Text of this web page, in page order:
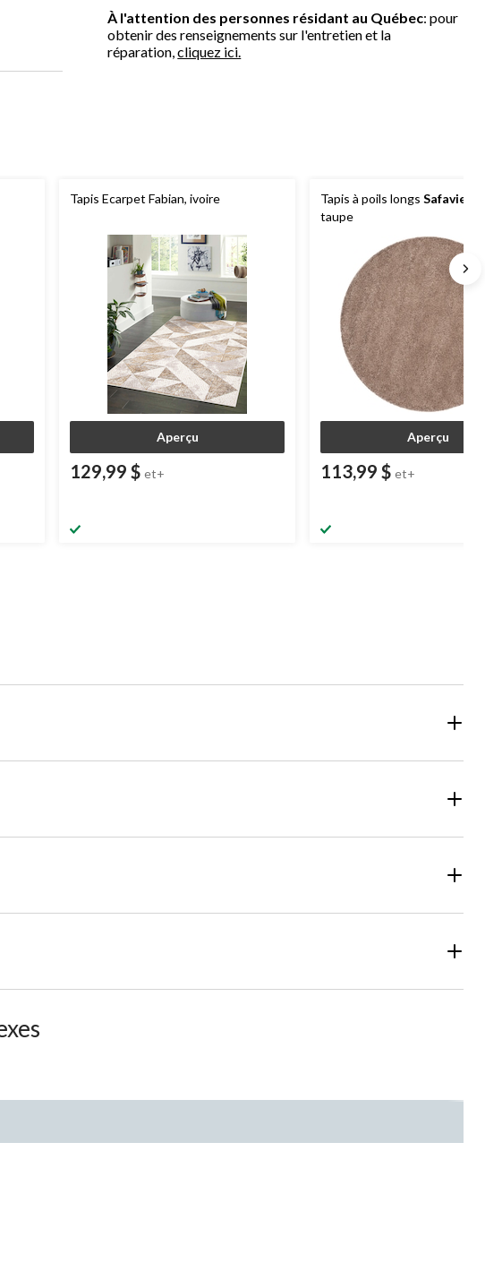
À l'attention des personnes résidant au Québec: pour
obtenir des renseignements sur l'entretien et la
réparation,cliquez ici.
Tapis Ecarpet Fabian, ivoire
Aperçu
129,99 $ et+
Tapis à poils longs Safavieh
taupe
Aperçu
113,99 $ et+